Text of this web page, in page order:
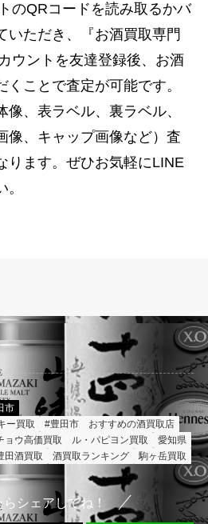
のQRコードを読み取るかバ
いただき、『お酒買取専門
ウントを友達登録後、お酒
ことで査定が可能です。
、表ラベル、裏ラベル、
像、キャップ画像など）査
ります。ぜひお気軽にLINE
市
ー買取 #豊田市
おすすめの酒買取店
ョウ高価買取 ル・パピヨン買取
愛知県
田酒買取 酒買取ランキング 駒ヶ岳買取
シェアしてね！